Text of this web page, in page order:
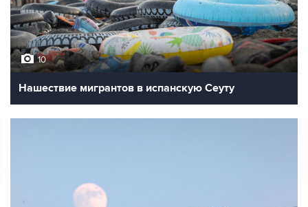
10
Нашествие мигрантов в испанскую Сеуту